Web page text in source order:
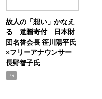
故人の「想い」かなえ
る 遺贈寄付 日本財
団名誉会長 笹川陽平氏
×フリーアナウンサー
長野智子氏
PR